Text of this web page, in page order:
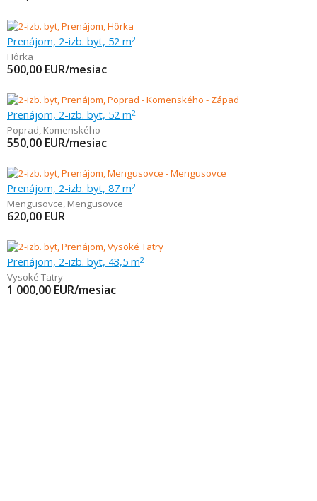
Prenájom, 2-izb. byt, 52 m2
Hôrka
500,00 EUR/mesiac
Prenájom, 2-izb. byt, 52 m2
Poprad, Komenského
550,00 EUR/mesiac
Prenájom, 2-izb. byt, 87 m2
Mengusovce, Mengusovce
620,00 EUR
Prenájom, 2-izb. byt, 43,5 m2
Vysoké Tatry
1 000,00 EUR/mesiac